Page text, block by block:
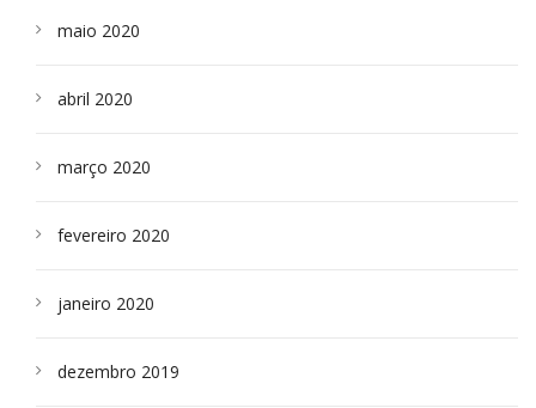
maio 2020
abril 2020
março 2020
fevereiro 2020
janeiro 2020
dezembro 2019